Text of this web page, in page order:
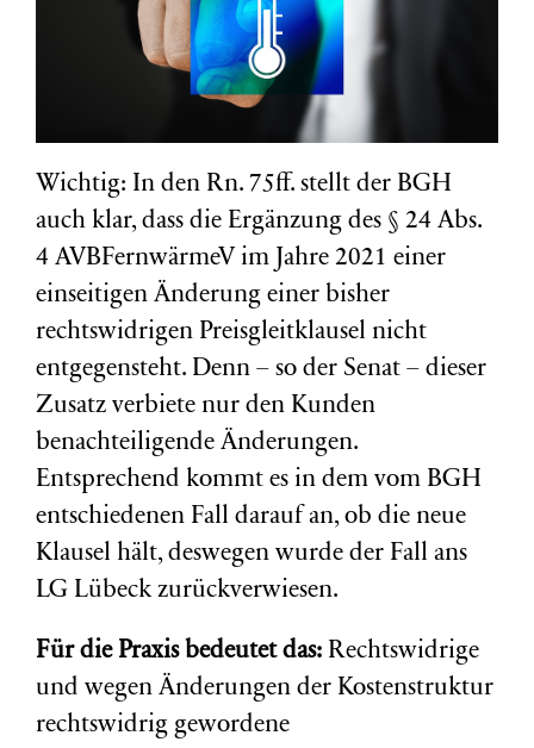
Wichtig: In den Rn. 75ff. stellt der BGH
auch klar, dass die Ergänzung des § 24 Abs.
4 AVBFernwärmeV im Jahre 2021 einer
einseitigen Änderung einer bisher
rechtswidrigen Preisgleitklausel nicht
entgegensteht. Denn – so der Senat – dieser
Zusatz verbiete nur den Kunden
benachteiligende Änderungen.
Entsprechend kommt es in dem vom BGH
entschiedenen Fall darauf an, ob die neue
Klausel hält, deswegen wurde der Fall ans
LG Lübeck zurückverwiesen.
Für die Praxis bedeutet das: Rechtswidrige
und wegen Änderungen der Kostenstruktur
rechtswidrig gewordene